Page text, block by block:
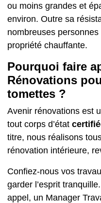
ou moins grandes et
environ. Outre sa
nombreuses personnes
propriété chauffante.
Pourquoi faire
Rénovations
tomettes ?
Avenir rénovations est
tout corps d’état
titre, nous réalisons
rénovation intérieure,
Confiez-nous vos
garder l’esprit
appel, un Manager